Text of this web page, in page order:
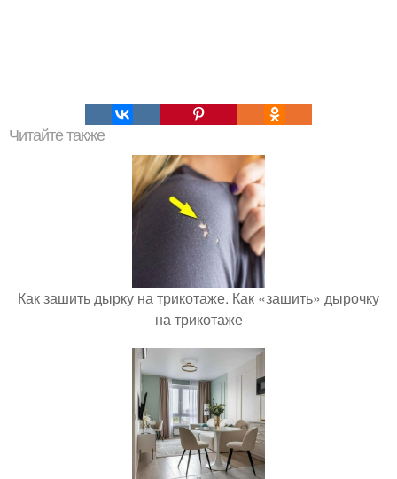
Читайте также
Как зашить дырку на трикотаже. Как «зашить» дырочку
на трикотаже